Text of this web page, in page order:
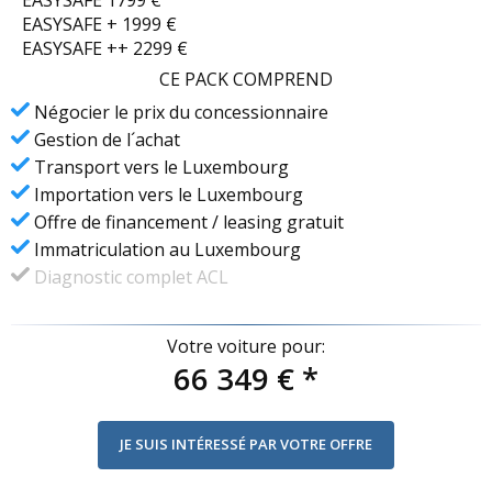
EASYSAFE + 1999 €
EASYSAFE ++ 2299 €
CE PACK COMPREND
Négocier le prix du concessionnaire
Gestion de l´achat
Transport vers le Luxembourg
Importation vers le Luxembourg
Offre de financement / leasing gratuit
Immatriculation au Luxembourg
Diagnostic complet ACL
Votre voiture pour:
66 349 € *